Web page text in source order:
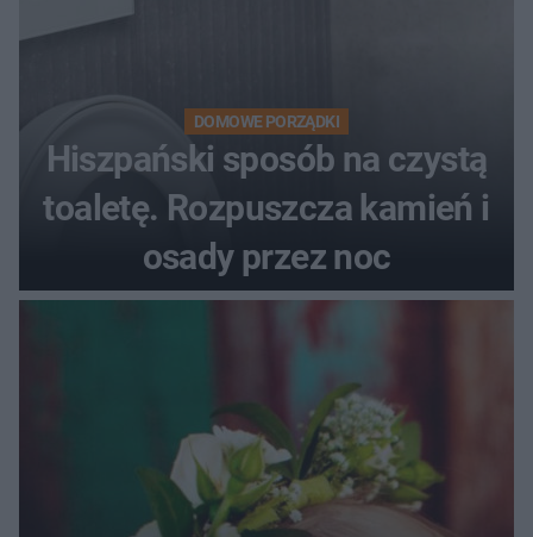
DOMOWE PORZĄDKI
Hiszpański sposób na czystą
toaletę. Rozpuszcza kamień i
osady przez noc